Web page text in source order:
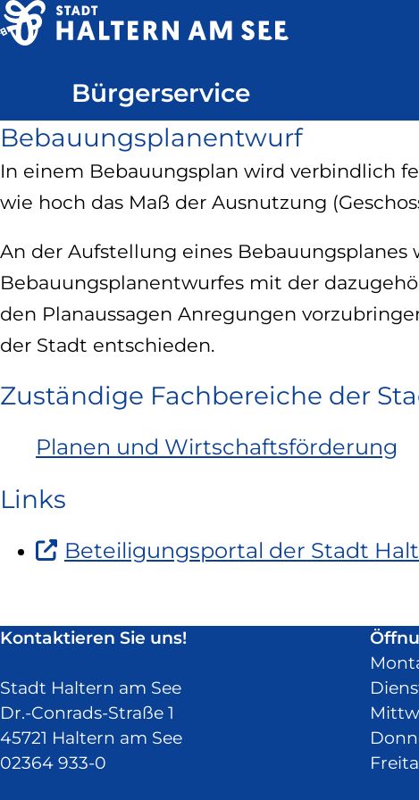
Direkt
zum
See
Bürgerservice
Bebauungsplanentwurf
In einem Bebauungsplan wird verbindlich
wie hoch das Maß der Ausnutzung
An der Aufstellung eines
Bebauungsplanentwurfes mit der
den Planaussagen Anregungen
der Stadt entschieden.
Zuständige Fachbereiche der
Planen und Wirtschaftsförderung
Links
Beteiligungsportal der Stadt
Kontaktieren Sie uns!
Stadt Haltern am See
Dr.-Conrads-Straße 1
45721 Haltern am See
02364 933-0